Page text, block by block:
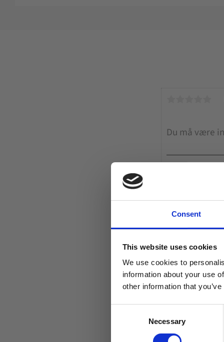
Consent
This website uses cookies
We use cookies to
information about your use
other information that
Necessary